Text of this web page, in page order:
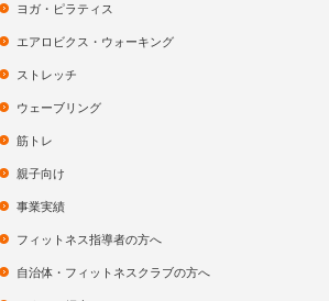
ヨガ・ピラティス
エアロビクス・ウォーキング
ストレッチ
ウェーブリング
筋トレ
親子向け
事業実績
フィットネス指導者の方へ
自治体・フィットネスクラブの方へ